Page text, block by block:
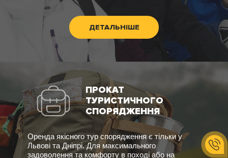
ДЕТАЛЬНІШЕ
ПРОКАТ
ТУРИСТИЧНОГО
СПОРЯДЖЕННЯ
Оренда якісного тур спорядження є тільки у
Львові та Дніпрі. Для максимального
задоволення та комфорту в поході або на